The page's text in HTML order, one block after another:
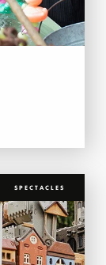
SPECTACLES